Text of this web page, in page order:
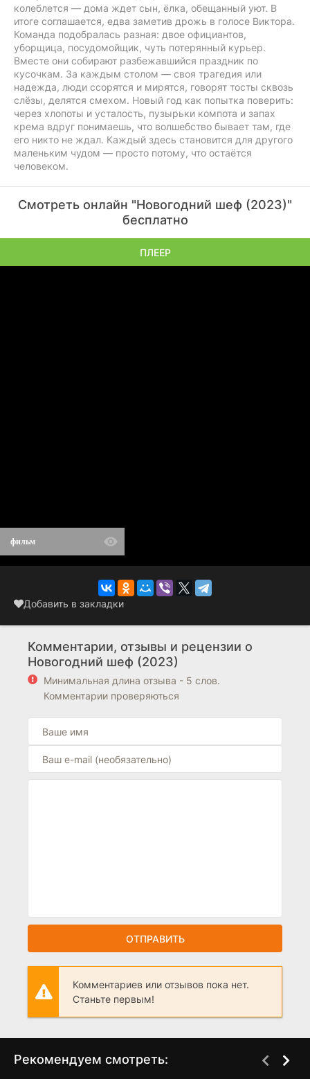
колеблется — дома ждет сын, ёлка, обещанный уют. В
итоге соглашается, едва заметив дрожь в голосе Виктора.
Команда подобралась разная: двое официантов,
уборщица, посудомойщик, чуть потерянный курьер.
Вместе они собирают разбежавшийся праздник по
кусочкам. За каждым столом — своя трагедия или
надежда, люди ссорятся и мирятся, говорят тосты сквозь
слёзы, делятся смехом. Новый год как попытка поверить:
через хлопоты и усталость, пузырьки компота и запах
крема вдруг понимаешь, что волшебство бывает там, где
его никто не ждал. Каждый здесь становится для другого
маленьким чудом — просто потому, что остаётся
человеком.
Смотреть онлайн "Новогодний шеф (2023)"
бесплатно
ПЛЕЕР
фильм
Добавить в закладки
Комментарии, отзывы и рецензии о
Новогодний шеф (2023)
Минимальная длина отзыва - 5 слов.
Комментарии проверяються
ОТПРАВИТЬ
Комментариев или отзывов пока нет.
Станьте первым!
Рекомендуем смотреть: